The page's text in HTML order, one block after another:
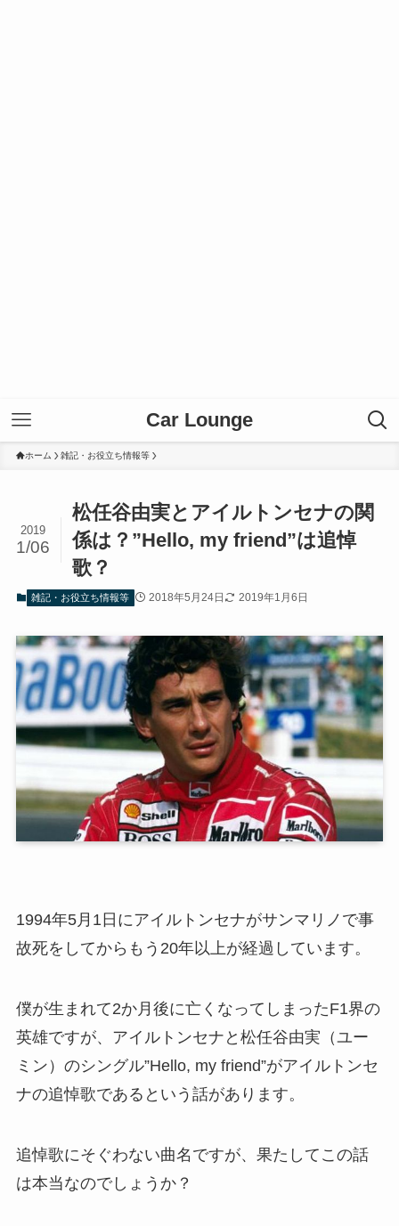
Car Lounge
ホーム 雑記・お役立ち情報等
松任谷由実とアイルトンセナの関
係は？”Hello, my friend”は追悼
歌？
2019
1/06
雑記・お役立ち情報等 2018年5月24日 2019年1月6日
1994年5月1日にアイルトンセナがサンマリノで事
故死をしてからもう20年以上が経過しています。
僕が生まれて2か月後に亡くなってしまったF1界の
英雄ですが、アイルトンセナと松任谷由実（ユー
ミン）のシングル”Hello, my friend”がアイルトンセ
ナの追悼歌であるという話があります。
追悼歌にそぐわない曲名ですが、果たしてこの話
は本当なのでしょうか？